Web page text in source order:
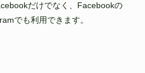
だけでなく、Facebookの
でも利用できます。